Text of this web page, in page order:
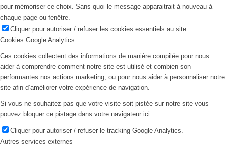
pour mémoriser ce choix. Sans quoi le message apparaitrait à nouveau à
chaque page ou fenêtre.
Cliquer pour autoriser / refuser les cookies essentiels au site.
Cookies Google Analytics
Ces cookies collectent des informations de manière compilée pour nous
aider à comprendre comment notre site est utilisé et combien son
performantes nos actions marketing, ou pour nous aider à personnaliser notre
site afin d’améliorer votre expérience de navigation.
Si vous ne souhaitez pas que votre visite soit pistée sur notre site vous
pouvez bloquer ce pistage dans votre navigateur ici :
Cliquer pour autoriser / refuser le tracking Google Analytics.
Autres services externes